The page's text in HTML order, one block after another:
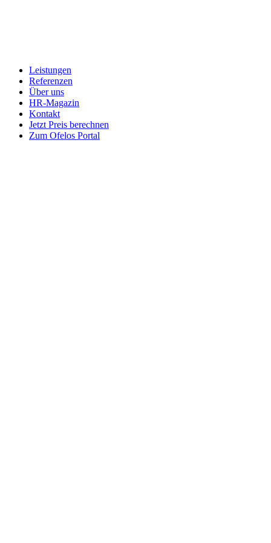
Leistungen
Referenzen
Über uns
HR-Magazin
Kontakt
Jetzt Preis berechnen
Zum Ofelos Portal